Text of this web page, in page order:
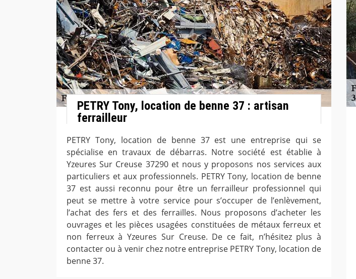
PETRY Tony, location de benne 37 : artisan
ferrailleur
PETRY Tony, location de benne 37 est une entreprise qui se
spécialise en travaux de débarras. Notre société est établie à
Yzeures Sur Creuse 37290 et nous y proposons nos services aux
particuliers et aux professionnels. PETRY Tony, location de benne
37 est aussi reconnu pour être un ferrailleur professionnel qui
peut se mettre à votre service pour s’occuper de l’enlèvement,
l’achat des fers et des ferrailles. Nous proposons d’acheter les
ouvrages et les pièces usagées constituées de métaux ferreux et
non ferreux à Yzeures Sur Creuse. De ce fait, n’hésitez plus à
contacter ou à venir chez notre entreprise PETRY Tony, location de
benne 37.